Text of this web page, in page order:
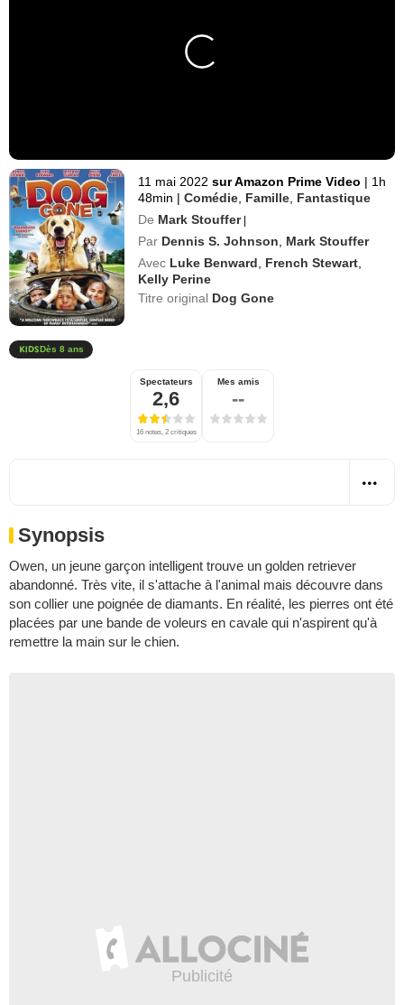
11 mai 2022 sur Amazon Prime Video | 1h
48min | Comédie Famille Fantastique
De Mark Stouffer |
Par Dennis S. Johnson
Mark Stouffer
Avec Luke Benward French Stewart
Kelly Perine
Titre original Dog Gone
Dès 8 ans
Spectateurs
2,6
16 notes, 2 critiques
Mes amis
--
Synopsis
Owen, un jeune garçon intelligent trouve un golden retriever
abandonné. Très vite, il s'attache à l'animal mais découvre dans
son collier une poignée de diamants. En réalité, les pierres ont été
placées par une bande de voleurs en cavale qui n'aspirent qu'à
remettre la main sur le chien.